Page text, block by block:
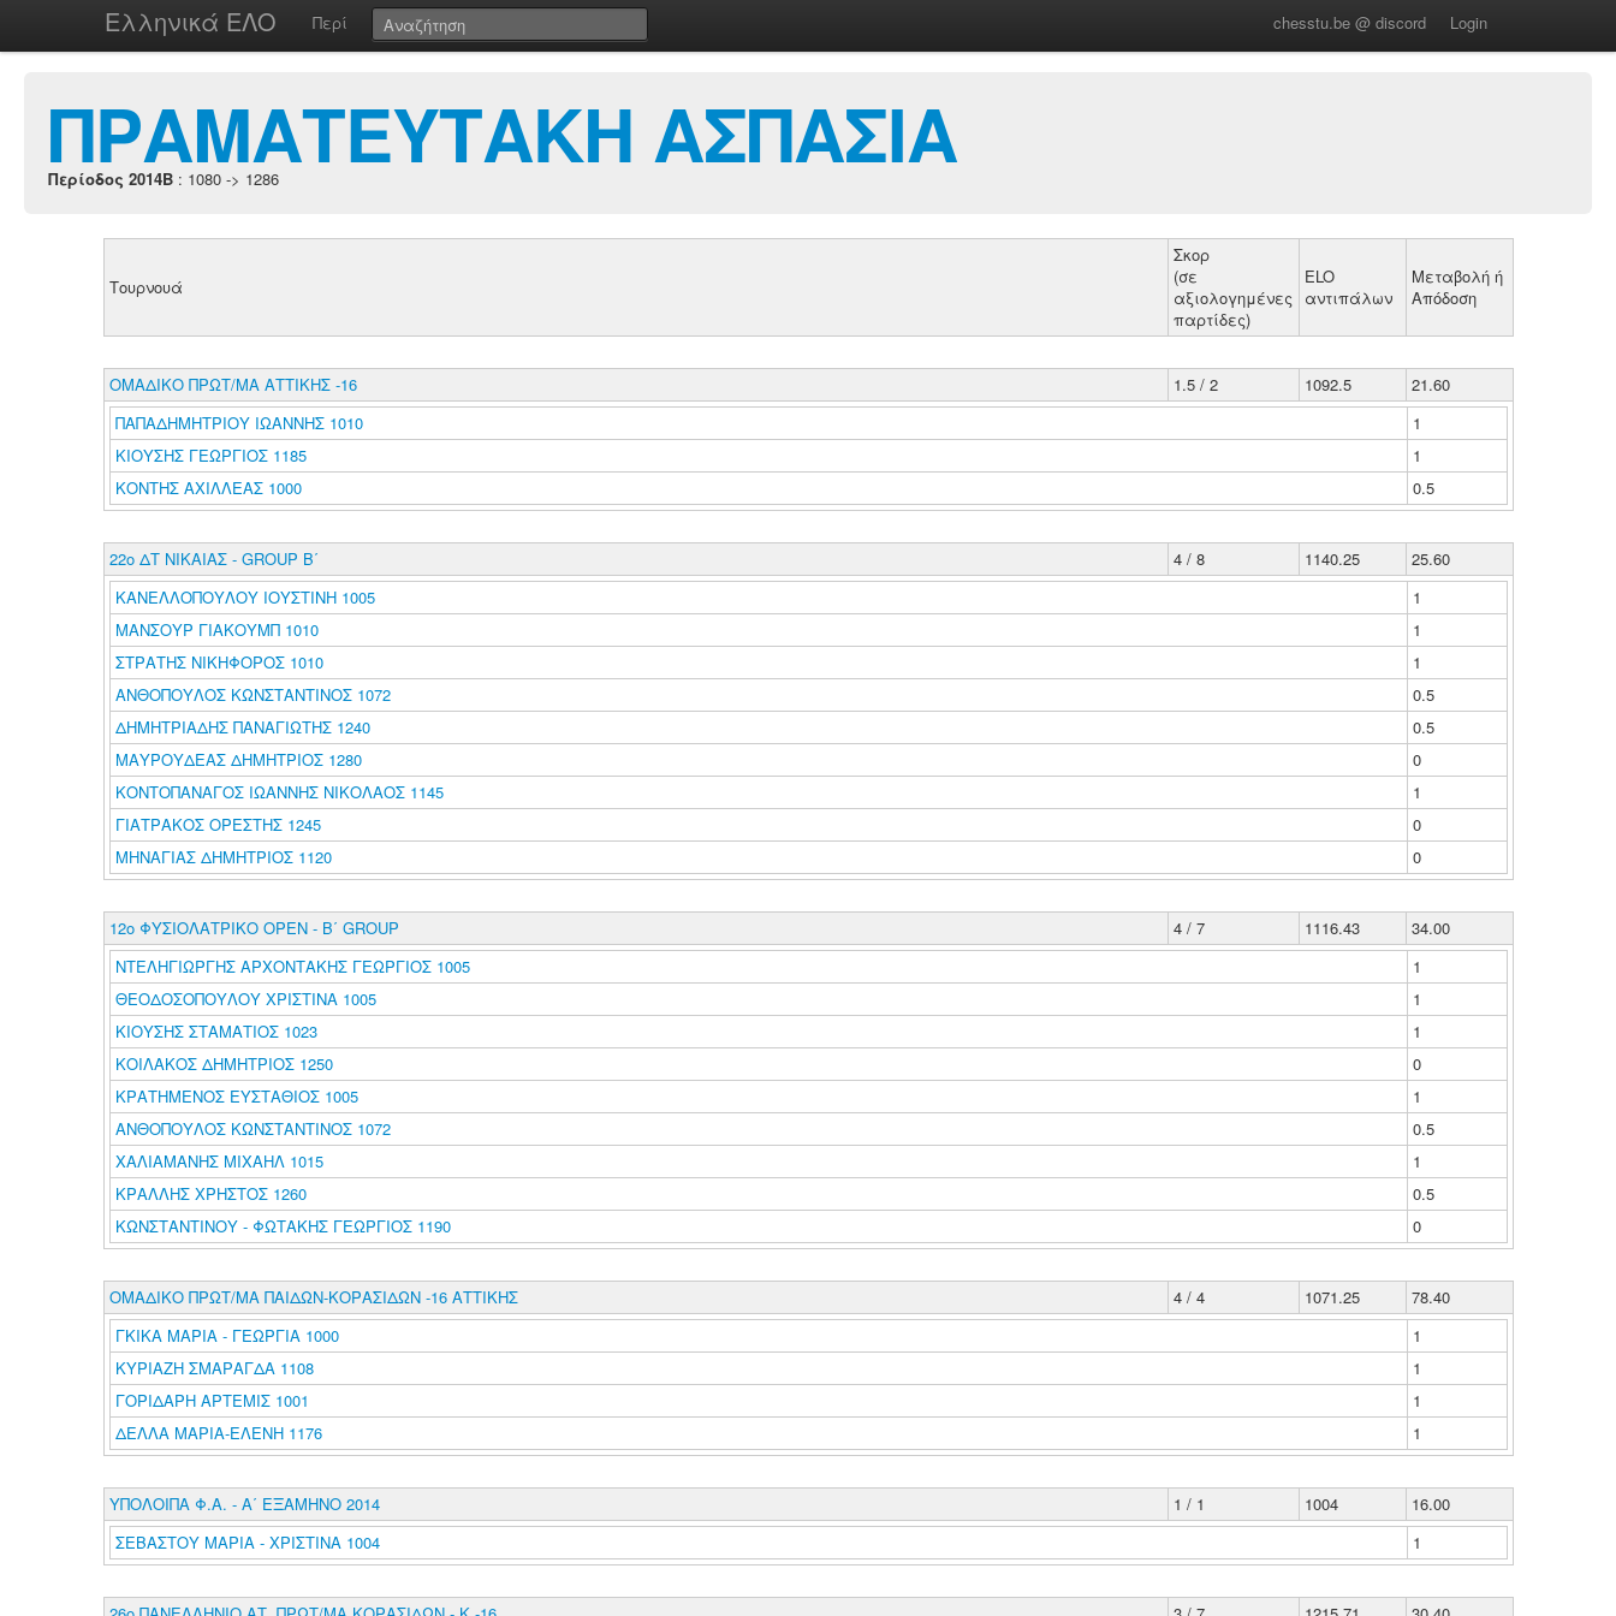
Ελληνικά ΕΛΟ Περί chesstu.be @ discord Login
ΠΡΑΜΑΤΕΥΤΑΚΗ ΑΣΠΑΣΙΑ
Περίοδος 2014B : 1080 -> 1286
Τουρνουά
Σκορ
(σε
αξιολογημένες
παρτίδες)
ELO
αντιπάλων
Μεταβολή ή
Απόδοση
ΟΜΑΔΙΚΟ ΠΡΩΤ/ΜΑ ΑΤΤΙΚΗΣ -16 1.5 / 2 1092.5
21.60
ΠΑΠΑΔΗΜΗΤΡΙΟΥ ΙΩΑΝΝΗΣ 1010
1
ΚΙΟΥΣΗΣ ΓΕΩΡΓΙΟΣ 1185
1
ΚΟΝΤΗΣ ΑΧΙΛΛΕΑΣ 1000
0.5
22ο ΔΤ ΝΙΚΑΙΑΣ - GROUP B΄ 4 / 8 1140.25
25.60
ΚΑΝΕΛΛΟΠΟΥΛΟΥ ΙΟΥΣΤΙΝΗ 1005
1
ΜΑΝΣΟΥΡ ΓΙΑΚΟΥΜΠ 1010
1
ΣΤΡΑΤΗΣ ΝΙΚΗΦΟΡΟΣ 1010
1
ΑΝΘΟΠΟΥΛΟΣ ΚΩΝΣΤΑΝΤΙΝΟΣ 1072
0.5
ΔΗΜΗΤΡΙΑΔΗΣ ΠΑΝΑΓΙΩΤΗΣ 1240
0.5
ΜΑΥΡΟΥΔΕΑΣ ΔΗΜΗΤΡΙΟΣ 1280
0
ΚΟΝΤΟΠΑΝΑΓΟΣ ΙΩΑΝΝΗΣ ΝΙΚΟΛΑΟΣ 1145
1
ΓΙΑΤΡΑΚΟΣ ΟΡΕΣΤΗΣ 1245
0
ΜΗΝΑΓΙΑΣ ΔΗΜΗΤΡΙΟΣ 1120
0
12ο ΦΥΣΙΟΛΑΤΡΙΚΟ ΟΡΕΝ - B΄ GROUP 4 / 7 1116.43
34.00
ΝΤΕΛΗΓΙΩΡΓΗΣ ΑΡΧΟΝΤΑΚΗΣ ΓΕΩΡΓΙΟΣ 1005
1
ΘΕΟΔΟΣΟΠΟΥΛΟΥ ΧΡΙΣΤΙΝΑ 1005
1
ΚΙΟΥΣΗΣ ΣΤΑΜΑΤΙΟΣ 1023
1
ΚΟΙΛΑΚΟΣ ΔΗΜΗΤΡΙΟΣ 1250
0
ΚΡΑΤΗΜΕΝΟΣ ΕΥΣΤΑΘΙΟΣ 1005
1
ΑΝΘΟΠΟΥΛΟΣ ΚΩΝΣΤΑΝΤΙΝΟΣ 1072
0.5
ΧΑΛΙΑΜΑΝΗΣ ΜΙΧΑΗΛ 1015
1
ΚΡΑΛΛΗΣ ΧΡΗΣΤΟΣ 1260
0.5
ΚΩΝΣΤΑΝΤΙΝΟΥ - ΦΩΤΑΚΗΣ ΓΕΩΡΓΙΟΣ 1190
0
ΟΜΑΔΙΚΟ ΠΡΩΤ/ΜΑ ΠΑΙΔΩΝ-ΚΟΡΑΣΙΔΩΝ -16 ΑΤΤΙΚΗΣ 4 / 4 1071.25
78.40
ΓΚΙΚΑ ΜΑΡΙΑ - ΓΕΩΡΓΙΑ 1000
1
ΚΥΡΙΑΖΗ ΣΜΑΡΑΓΔΑ 1108
1
ΓΟΡΙΔΑΡΗ ΑΡΤΕΜΙΣ 1001
1
ΔΕΛΛΑ ΜΑΡΙΑ-ΕΛΕΝΗ 1176
1
ΥΠΟΛΟΙΠΑ Φ.Α. - Α΄ ΕΞΑΜΗΝΟ 2014 1 / 1 1004
16.00
ΣΕΒΑΣΤΟΥ ΜΑΡΙΑ - ΧΡΙΣΤΙΝΑ 1004
1